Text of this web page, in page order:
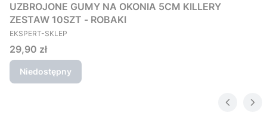
UZBROJONE GUMY NA OKONIA 5CM KILLERY
ZESTAW 10SZT - ROBAKI
PRODUCENT
EKSPERT-SKLEP
Cena
29,90 zł
Niedostępny